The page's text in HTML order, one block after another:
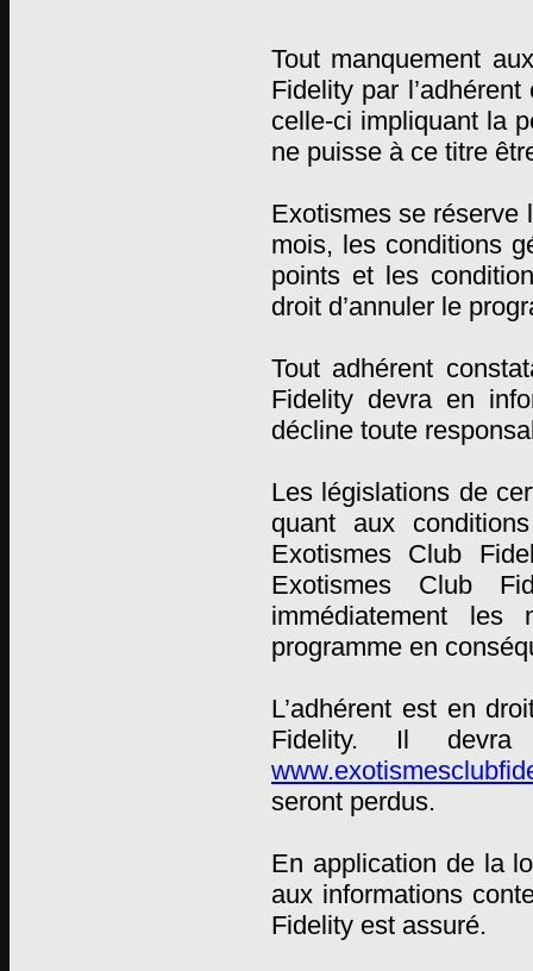
Tout manquement
Fidelity par
celle-ci impliquant la
ne puisse à ce titre
Exotismes se réserve
mois, les conditions
points et les
droit d’annuler le
Tout adhérent
Fidelity devra en
décline toute
Les législations de
quant aux
Exotismes Club
Exotismes Club
immédiatement
programme en
L’adhérent est en
Fidelity. Il
seront perdus.
En application de la
aux informations
Fidelity est assuré.